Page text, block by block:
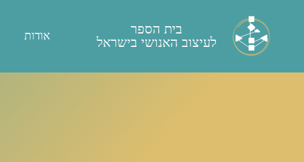
בית הספר
לעיצוב האנושי בישראל
אודות